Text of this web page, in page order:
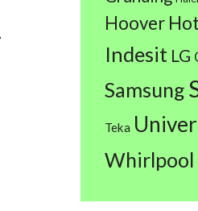
Hoover
Indesit LG
Samsung
Teka
Whirlpool